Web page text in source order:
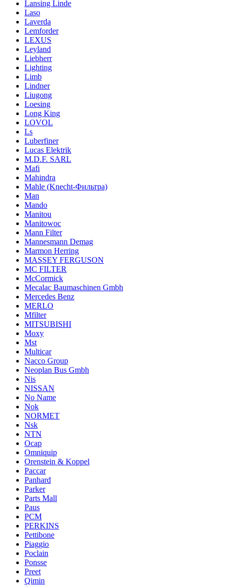
Lansing Linde
Laso
Laverda
Lemforder
LEXUS
Leyland
Liebherr
Lighting
Limb
Lindner
Liugong
Loesing
Long King
LOVOL
Ls
Luberfiner
Lucas Elektrik
M.D.F. SARL
Mafi
Mahindra
Mahle (Knecht-Фильтра)
Man
Mando
Manitou
Manitowoc
Mann Filter
Mannesmann Demag
Marmon Herring
MASSEY FERGUSON
MC FILTER
McCormick
Mecalac Baumaschinen Gmbh
Mercedes Benz
MERLO
Mfilter
MITSUBISHI
Moxy
Mst
Multicar
Nacco Group
Neoplan Bus Gmbh
Nis
NISSAN
No Name
Nok
NORMET
Nsk
NTN
Ocap
Omniquip
Orenstein & Koppel
Paccar
Panhard
Parker
Parts Mall
Paus
PCM
PERKINS
Pettibone
Piaggio
Poclain
Ponsse
Preet
Qimin